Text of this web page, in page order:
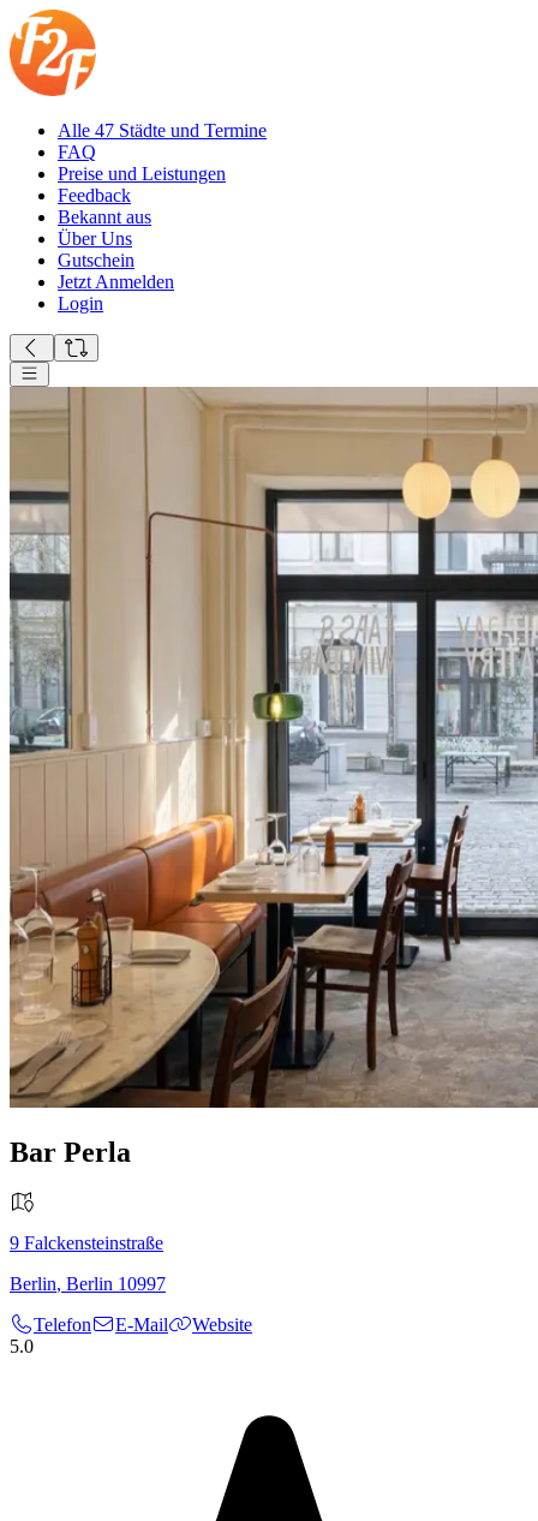
Alle 47 Städte und Termine
FAQ
Preise und Leistungen
Feedback
Bekannt aus
Über Uns
Gutschein
Jetzt Anmelden
Login
Bar Perla
9 Falckensteinstraße
Berlin, Berlin 10997
Telefon
E-Mail
Website
5.0